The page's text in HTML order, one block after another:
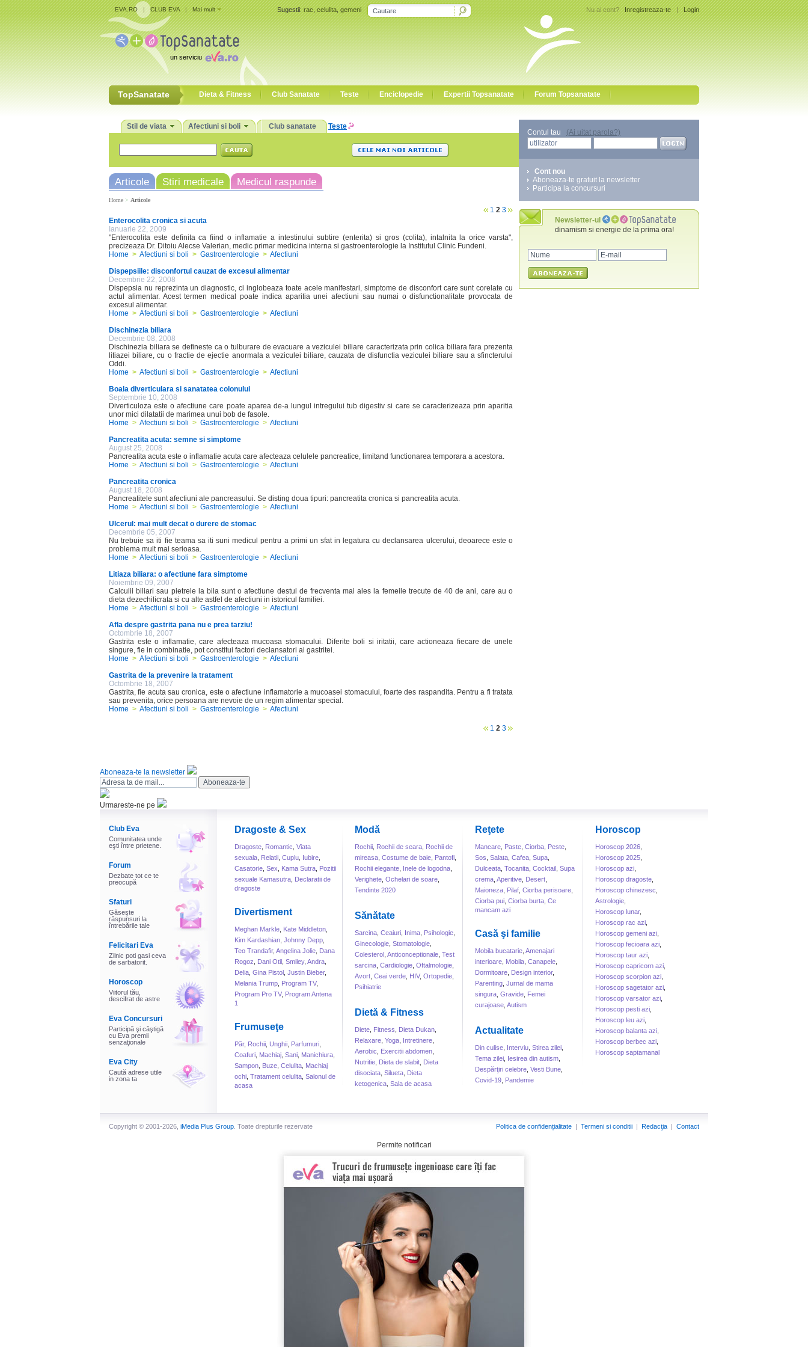
Sugestii: rac,celulita,gemeni
EVA.RO | CLUB EVA | Mai mult Nu ai cont? Inregistreaza-te | Login
un serviciu
TopSanatate Dieta & Fitness Club Sanatate Teste Enciclopedie Expertii Topsanatate Forum Topsanatate
Stil de viata Afectiuni si boli Club sanatate Teste
Articole Stiri medicale Medicul raspunde
Home > Articole
1 2 3
Enterocolita cronica si acuta
Ianuarie 22, 2009
"Enterocolita este definita ca fiind o inflamatie a intestinului subtire (enterita) si gros (colita), intalnita la orice varsta",
precizeaza Dr. Ditoiu Alecse Valerian, medic primar medicina interna si gastroenterologie la Institutul Clinic Fundeni.
Home > Afectiuni si boli > Gastroenterologie > Afectiuni
Dispepsiile: disconfortul cauzat de excesul alimentar
Decembrie 22, 2008
Dispepsia nu reprezinta un diagnostic, ci inglobeaza toate acele manifestari, simptome de disconfort care sunt corelate cu
actul alimentar. Acest termen medical poate indica aparitia unei afectiuni sau numai o disfunctionalitate provocata de
excesul alimentar.
Home > Afectiuni si boli > Gastroenterologie > Afectiuni
Dischinezia biliara
Decembrie 08, 2008
Dischinezia biliara se defineste ca o tulburare de evacuare a veziculei biliare caracterizata prin colica biliara fara prezenta
litiazei biliare, cu o fractie de ejectie anormala a veziculei biliare, cauzata de disfunctia veziculei biliare sau a sfincterului
Oddi.
Home > Afectiuni si boli > Gastroenterologie > Afectiuni
Boala diverticulara si sanatatea colonului
Septembrie 10, 2008
Diverticuloza este o afectiune care poate aparea de-a lungul intregului tub digestiv si care se caracterizeaza prin aparitia
unor mici dilatatii de marimea unui bob de fasole.
Home > Afectiuni si boli > Gastroenterologie > Afectiuni
Pancreatita acuta: semne si simptome
August 25, 2008
Pancreatita acuta este o inflamatie acuta care afecteaza celulele pancreatice, limitand functionarea temporara a acestora.
Home > Afectiuni si boli > Gastroenterologie > Afectiuni
Pancreatita cronica
August 18, 2008
Pancreatitele sunt afectiuni ale pancreasului. Se disting doua tipuri: pancreatita cronica si pancreatita acuta.
Home > Afectiuni si boli > Gastroenterologie > Afectiuni
Ulcerul: mai mult decat o durere de stomac
Decembrie 05, 2007
Nu trebuie sa iti fie teama sa iti suni medicul pentru a primi un sfat in legatura cu declansarea ulcerului, deoarece este o
problema mult mai serioasa.
Home > Afectiuni si boli > Gastroenterologie > Afectiuni
Litiaza biliara: o afectiune fara simptome
Noiembrie 09, 2007
Calculii biliari sau pietrele la bila sunt o afectiune destul de frecventa mai ales la femeile trecute de 40 de ani, care au o
dieta dezechilicrata si cu alte astfel de afectiuni in istoricul familiei.
Home > Afectiuni si boli > Gastroenterologie > Afectiuni
Afla despre gastrita pana nu e prea tarziu!
Octombrie 18, 2007
Gastrita este o inflamatie, care afecteaza mucoasa stomacului. Diferite boli si iritatii, care actioneaza fiecare de unele
singure, fie in combinatie, pot constitui factori declansatori ai gastritei.
Home > Afectiuni si boli > Gastroenterologie > Afectiuni
Gastrita de la prevenire la tratament
Octombrie 18, 2007
Gastrita, fie acuta sau cronica, este o afectiune inflamatorie a mucoasei stomacului, foarte des raspandita. Pentru a fi tratata
sau prevenita, orice persoana are nevoie de un regim alimentar special.
Home > Afectiuni si boli > Gastroenterologie > Afectiuni
1 2 3
Contul tau (Ai uitat parola?)
Cont nou
Aboneaza-te gratuit la newsletter
Participa la concursuri
Newsletter-ul
dinamism si energie de la prima ora!
Aboneaza-te la newsletter
Urmareste-ne pe
Club Eva
Comunitatea unde
eşti între prietene.
Forum
Dezbate tot ce te
preocupă
Sfaturi
Găseşte
răspunsuri la
întrebările tale
Felicitari Eva
Zilnic poti gasi ceva
de sarbatorit.
Horoscop
Viitorul tău,
descifrat de astre
Eva Concursuri
Participă şi câştigă
cu Eva premii
senzaţionale
Eva City
Caută adrese utile
in zona ta
Dragoste & Sex
Dragoste Romantic Viata
sexuala Relatii Cuplu Iubire
Casatorie Sex Kama Sutra Pozitii
sexuale Kamasutra Declaratii de
dragoste
Divertisment
Meghan Markle Kate Middleton
Kim Kardashian Johnny Depp
Teo Trandafir, Angelina Jolie Dana
Rogoz
Dani Otil Smiley, Andra
Delia Gina Pistol Justin Bieber,
Melania Trump Program TV,
Program Pro TV, Program Antena
1
Frumuseţe
Păr, Rochii Unghii Parfumuri
Coafuri Machiaj Sani Manichiura
Sampon Buze Celulita Machiaj
ochi Tratament celulita Salonul de
acasa
Modă
Rochii Rochii de seara Rochii de
mireasa Costume de baie Pantofi
Rochii elegante Inele de logodna
Verighete Ochelari de soare
Tendinte 2020
Sănătate
Sarcina Ceaiuri Inima Psihologie
Ginecologie Stomatologie
Colesterol Anticonceptionale Test
sarcina Cardiologie Oftalmologie
Avort Ceai verde HIV, Ortopedie
Psihiatrie
Dietă & Fitness
Diete Fitness Dieta Dukan
Relaxare Yoga Intretinere
Aerobic
Exercitii abdomen
Nutritie Dieta de slabit Dieta
disociata Silueta Dieta
ketogenica Sala de acasa
Reţete
Mancare Paste Ciorba Peste
Sos Salata Cafea Supa
Dulceata Tocanita Cocktail Supa
crema Aperitive Desert
Maioneza Pilaf Ciorba perisoare
Ciorba pui Ciorba burta Ce
mancam azi
Casă şi familie
Mobila bucatarie Amenajari
interioare Mobila Canapele
Dormitoare Design interior,
Parenting Jurnal de mama
singura Gravide Femei
curajoase Autism
Actualitate
Din culise Interviu Stirea zilei
Tema zilei Iesirea din autism
Despărţiri celebre Vesti Bune
Covid-19 Pandemie
Horoscop
Horoscop 2026
Horoscop 2025
Horoscop azi
Horoscop dragoste
Horoscop chinezesc
Astrologie
Horoscop lunar,
Horoscop rac azi
Horoscop gemeni azi
Horoscop fecioara azi
Horoscop taur azi
Horoscop capricorn azi
Horoscop scorpion azi
Horoscop sagetator azi
Horoscop varsator azi
Horoscop pesti azi
Horoscop leu azi
Horoscop balanta azi
Horoscop berbec azi
Horoscop saptamanal
Copyright © 2001-2026, iMedia Plus Group . Toate drepturile rezervate Politica de confidențialitate | Termeni si conditii | Redacţia | Contact
Permite notificari